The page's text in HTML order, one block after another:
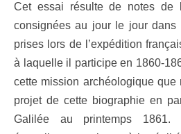
Cet essai résulte de notes de
consignées au jour le jour dans
prises lors de l’expédition
à laquelle il participe en 1860-
cette mission archéologique
projet de cette biographie en
Galilée au printemps 1861.